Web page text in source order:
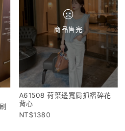
商品售完
A61508 荷葉邊寬肩抓褶碎花
背心
1380